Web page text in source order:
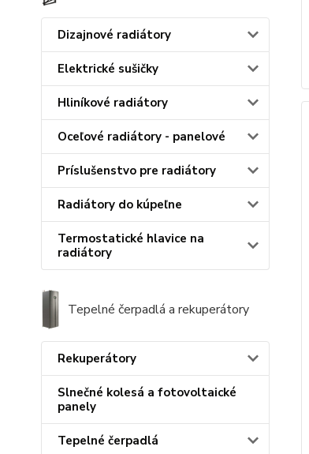
Dizajnové radiátory
Elektrické sušičky
Hliníkové radiátory
Oceľové radiátory - panelové
Príslušenstvo pre radiátory
Radiátory do kúpeľne
Termostatické hlavice na
radiátory
Tepelné čerpadlá a rekuperátory
Rekuperátory
Slnečné kolesá a fotovoltaické
panely
Tepelné čerpadlá